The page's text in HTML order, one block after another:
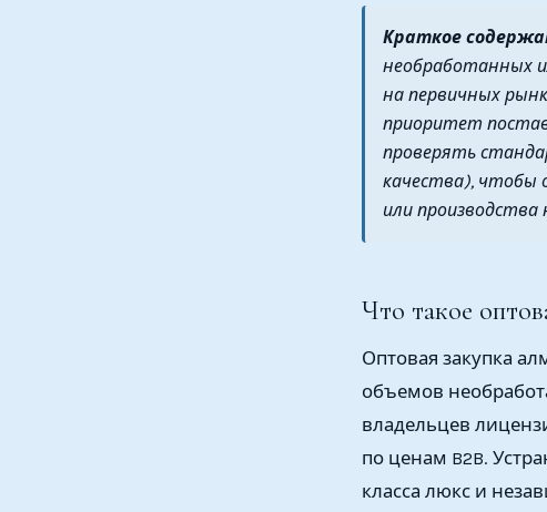
Краткое
необработанных
на первичных
приоритет
проверять
качества), чтобы
или производства
Что такое
Оптовая закупка
объемов
владельцев
по ценам B2B.
класса люкс и